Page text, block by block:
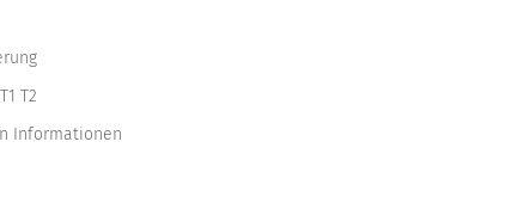
T2
Informationen